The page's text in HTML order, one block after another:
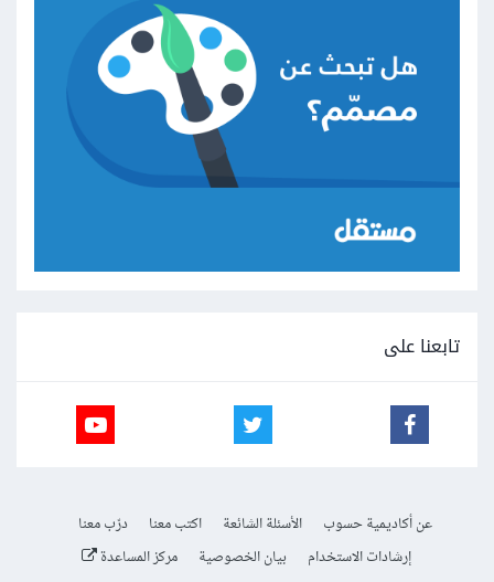
تابعنا على
عن أكاديمية حسوب الأسئلة الشائعة اكتب معنا
درّب معنا
إرشادات الاستخدام
بيان الخصوصية مركز المساعدة